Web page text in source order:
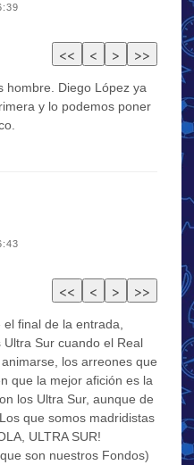
Diego López ya
y lo podemos poner
final de la entrada,
Sur cuando el Real
los arreones que
que la mejor afición es la
los Ultra Sur, aunque de
que somos madridistas
ULTRA SUR!
son nuestros Fondos)